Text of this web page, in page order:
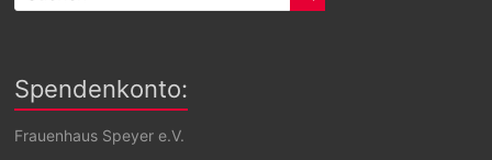
Spendenkonto:
Frauenhaus Speyer e.V.